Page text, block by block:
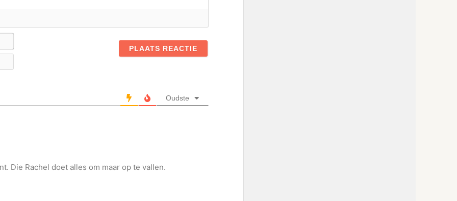
Naam*
mail
Oudste
Die Rachel doet alles om maar op te vallen.